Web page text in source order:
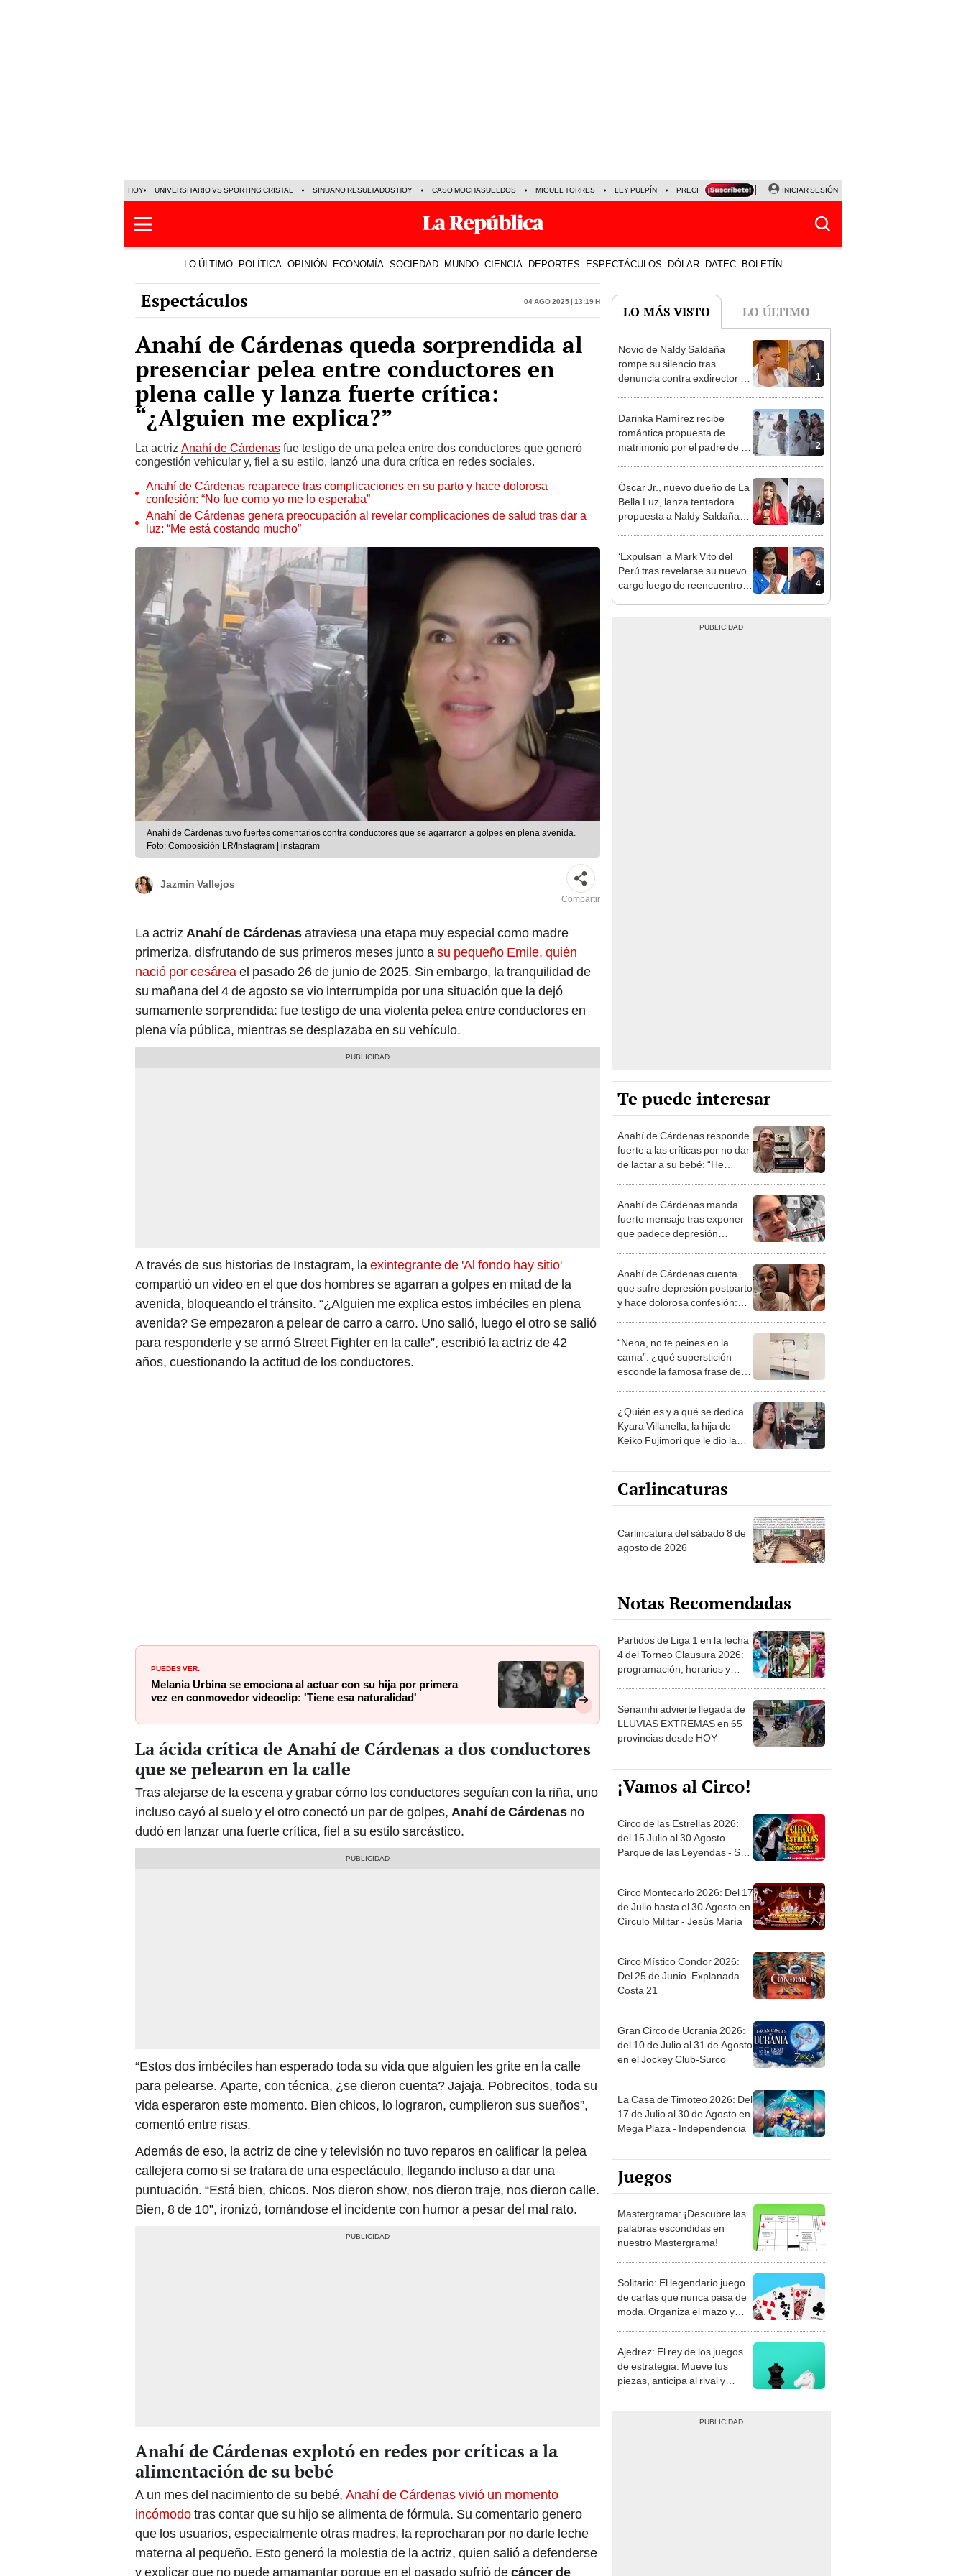
HOY UNIVERSITARIO VS SPORTING CRISTAL SINUANO RESULTADOS HOY CASO MOCHASUELDOS MIGUEL TORRES LEY PULPÍN PRECIO DEL DÓLAR CORTE DE LUZ VIERNES 7 DE AGOSTO
INICIAR SESIÓN
LO ÚLTIMO POLÍTICA OPINIÓN ECONOMÍA SOCIEDAD MUNDO CIENCIA DEPORTES ESPECTÁCULOS DÓLAR DATEC BOLETÍN
Espectáculos 04 Ago 2025 | 13:19 h
Anahí de Cárdenas queda sorprendida al
presenciar pelea entre conductores en
plena calle y lanza fuerte crítica:
“¿Alguien me explica?”
La actriz Anahí de Cárdenas fue testigo de una pelea entre dos conductores que generó
congestión vehicular y, fiel a su estilo, lanzó una dura crítica en redes sociales.
Anahí de Cárdenas reaparece tras complicaciones en su parto y hace dolorosa
confesión: “No fue como yo me lo esperaba”
Anahí de Cárdenas genera preocupación al revelar complicaciones de salud tras dar a
luz: “Me está costando mucho”
Anahí de Cárdenas tuvo fuertes comentarios contra conductores que se agarraron a golpes en plena avenida.
Foto: Composición LR/Instagram | instagram
Jazmin Vallejos
Compartir
La actrizAnahí de Cárdenasatraviesa una etapa muy especial como madre
primeriza, disfrutando de sus primeros meses junto asu pequeño Emile, quién
nació por cesáreael pasado 26 de junio de 2025. Sin embargo, la tranquilidad de
su mañana del 4 de agosto se vio interrumpida por una situación que la dejó
sumamente sorprendida: fue testigo de una violenta pelea entre conductores en
plena vía pública, mientras se desplazaba en su vehículo.
A través de sus historias de Instagram, laexintegrante de 'Al fondo hay sitio'
compartió un video en el que dos hombres se agarran a golpes en mitad de la
avenida, bloqueando el tránsito. “¿Alguien me explica estos imbéciles en plena
avenida? Se empezaron a pelear de carro a carro. Uno salió, luego el otro se salió
para responderle y se armó Street Fighter en la calle”, escribió la actriz de 42
años, cuestionando la actitud de los conductores.
PUEDES VER:
Melania Urbina se emociona al actuar con su hija por primera
vez en conmovedor videoclip: 'Tiene esa naturalidad'
La ácida crítica de Anahí de Cárdenas a dos conductores
que se pelearon en la calle
Tras alejarse de la escena y grabar cómo los conductores seguían con la riña, uno
incluso cayó al suelo y el otro conectó un par de golpes, Anahí de Cárdenas no
dudó en lanzar una fuerte crítica, fiel a su estilo sarcástico.
“Estos dos imbéciles han esperado toda su vida que alguien les grite en la calle
para pelearse. Aparte, con técnica, ¿se dieron cuenta? Jajaja. Pobrecitos, toda su
vida esperaron este momento. Bien chicos, lo lograron, cumplieron sus sueños”,
comentó entre risas.
Además de eso, la actriz de cine y televisión no tuvo reparos en calificar la pelea
callejera como si se tratara de una espectáculo, llegando incluso a dar una
puntuación. “Está bien, chicos. Nos dieron show, nos dieron traje, nos dieron calle.
Bien, 8 de 10”, ironizó, tomándose el incidente con humor a pesar del mal rato.
Anahí de Cárdenas explotó en redes por críticas a la
alimentación de su bebé
A un mes del nacimiento de su bebé, Anahí de Cárdenas vivió un momento
incómodotras contar que su hijo se alimenta de fórmula. Su comentario genero
que los usuarios, especialmente otras madres, la reprocharan por no darle leche
materna al pequeño. Esto generó la molestia de la actriz, quien salió a defenderse
y explicar que no puede amamantar porque en el pasado sufrió decáncer de
LO MÁS VISTO LO ÚLTIMO
1
Novio de Naldy Saldaña
rompe su silencio tras
denuncia contra exdirector de
2
Darinka Ramírez recibe
romántica propuesta de
matrimonio por el padre de su
3
Óscar Jr., nuevo dueño de La
Bella Luz, lanza tentadora
propuesta a Naldy Saldaña
tipo de ley”
4
‘Expulsan’ a Mark Vito del
Perú tras revelarse su nuevo
cargo luego de reencuentro
Te puede interesar
Anahí de Cárdenas responde
fuerte a las críticas por no dar
de lactar a su bebé: “He
Anahí de Cárdenas manda
fuerte mensaje tras exponer
que padece depresión
Anahí de Cárdenas cuenta
que sufre depresión postparto
y hace dolorosa confesión:
“Nena, no te peines en la
cama”: ¿qué superstición
esconde la famosa frase de
¿Quién es y a qué se dedica
Kyara Villanella, la hija de
Keiko Fujimori que le dio la
Carlincaturas
Carlincatura del sábado 8 de
agosto de 2026
Notas Recomendadas
Partidos de Liga 1 en la fecha
4 del Torneo Clausura 2026:
programación, horarios y
Senamhi advierte llegada de
LLUVIAS EXTREMAS en 65
provincias desde HOY
¡Vamos al Circo!
Circo de las Estrellas 2026:
del 15 Julio al 30 Agosto.
Parque de las Leyendas - San
Circo Montecarlo 2026: Del 17
de Julio hasta el 30 Agosto en
Círculo Militar - Jesús María
Circo Místico Condor 2026:
Del 25 de Junio. Explanada
Costa 21
Gran Circo de Ucrania 2026:
del 10 de Julio al 31 de Agosto
en el Jockey Club-Surco
La Casa de Timoteo 2026: Del
17 de Julio al 30 de Agosto en
Mega Plaza - Independencia
Juegos
Mastergrama: ¡Descubre las
palabras escondidas en
nuestro Mastergrama!
Solitario: El legendario juego
de cartas que nunca pasa de
moda. Organiza el mazo y
Ajedrez: El rey de los juegos
de estrategia. Mueve tus
piezas, anticipa al rival y